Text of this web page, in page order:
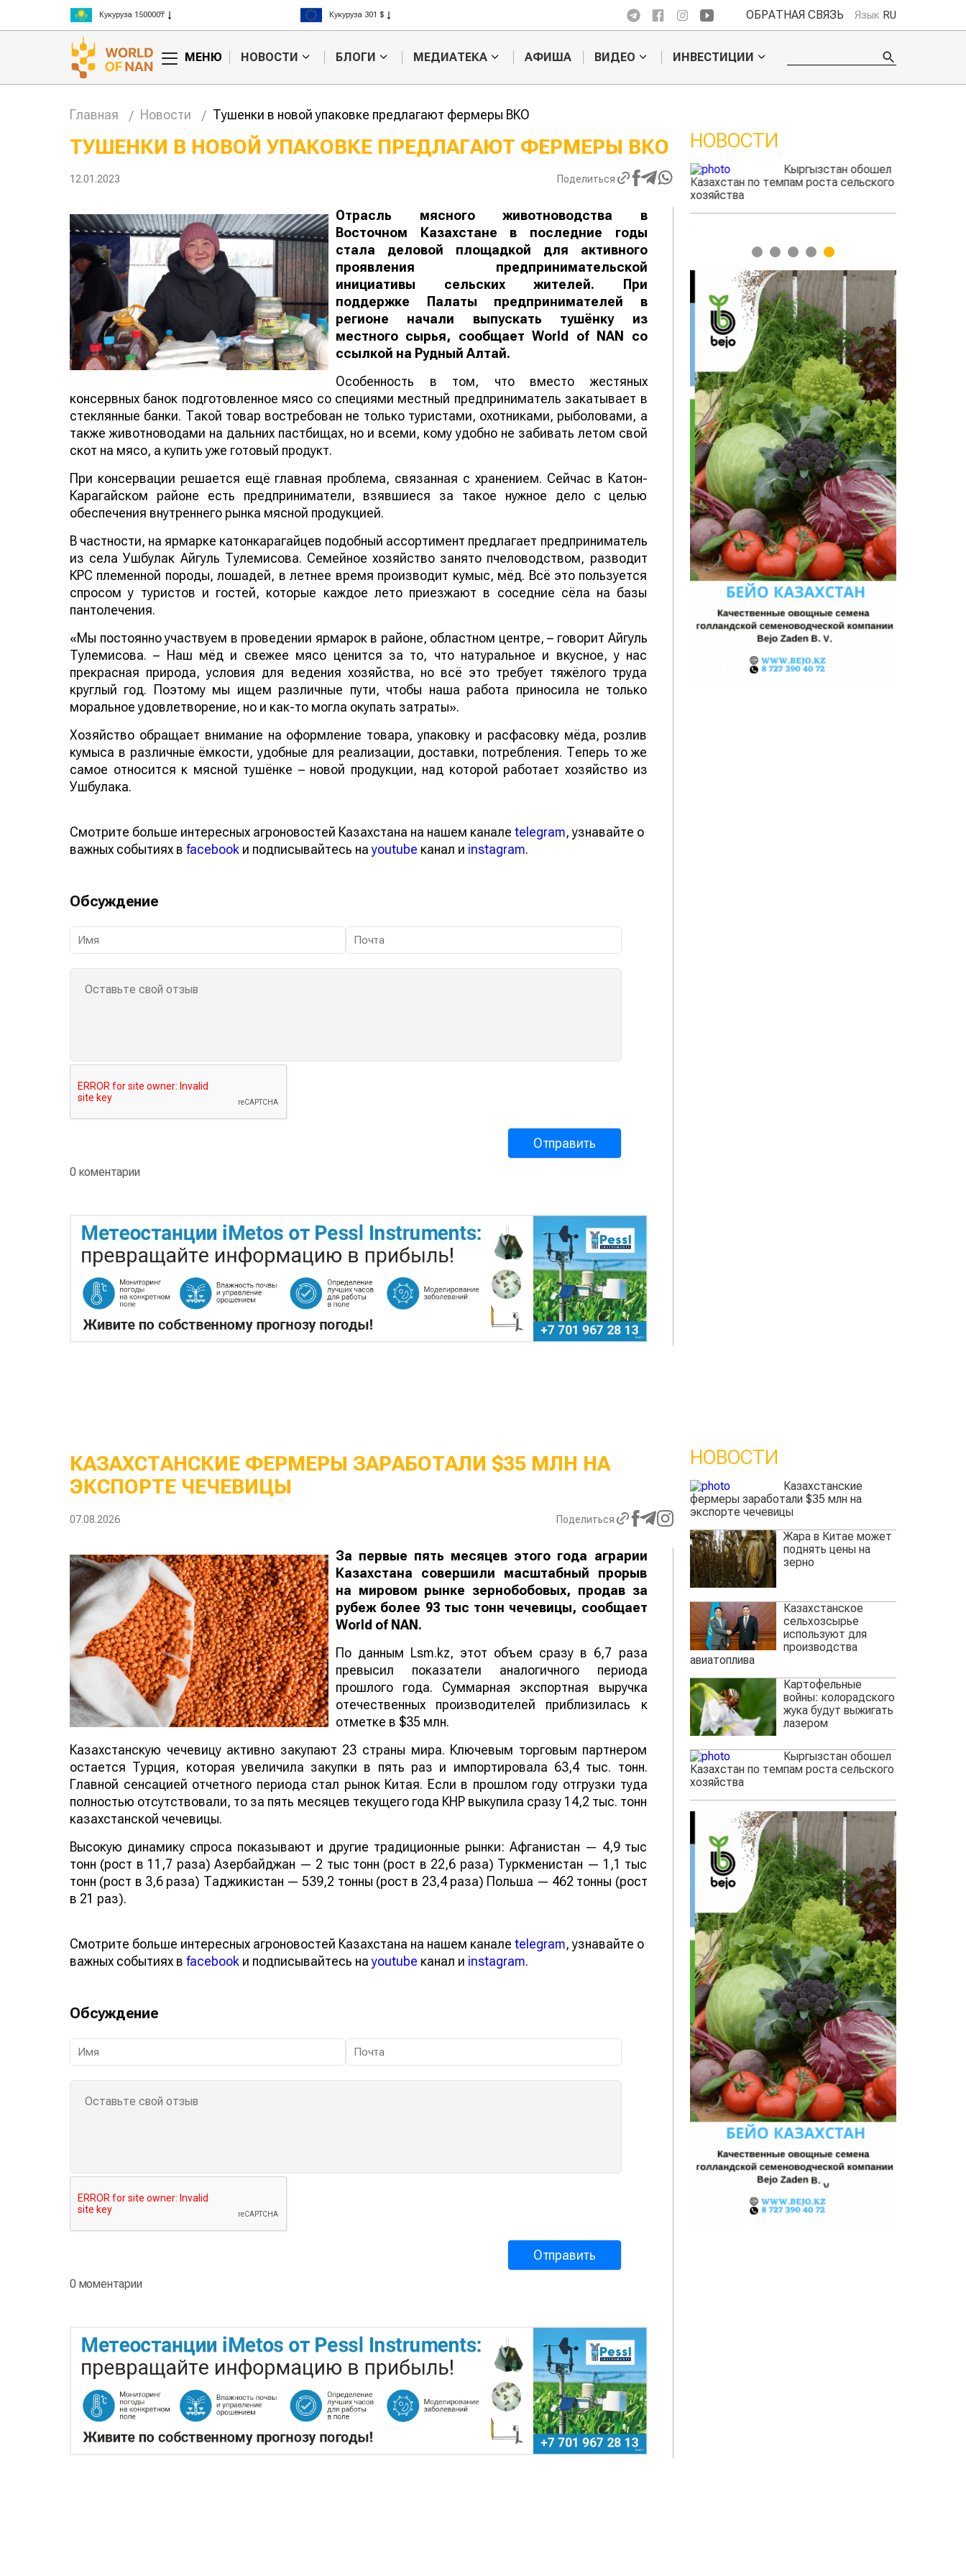
Рис 300000₸
Пшеница 3 класс 125000₸
Рис 408 $
Пшеница 423 $
ОБРАТНАЯ СВЯЗЬ Язык RU
МЕНЮ НОВОСТИ БЛОГИ МЕДИАТЕКА АФИША ВИДЕО ИНВЕСТИЦИИ
Главная Новости Тушенки в новой упаковке предлагают фермеры ВКО
ТУШЕНКИ В НОВОЙ УПАКОВКЕ ПРЕДЛАГАЮТ ФЕРМЕРЫ ВКО
12.01.2023 Поделиться
Отрасль мясного животноводства в
Восточном Казахстане в последние годы
стала деловой площадкой для активного
проявления предпринимательской
инициативы сельских жителей. При
поддержке Палаты предпринимателей в
регионе начали выпускать тушёнку из
местного сырья, сообщает World of NAN со
ссылкой на Рудный Алтай.
Особенность в том, что вместо жестяных
консервных банок подготовленное мясо со специями местный предприниматель закатывает в
стеклянные банки. Такой товар востребован не только туристами, охотниками, рыболовами, а
также животноводами на дальних пастбищах, но и всеми, кому удобно не забивать летом свой
скот на мясо, а купить уже готовый продукт.
При консервации решается ещё главная проблема, связанная с хранением. Сейчас в Катон-
Карагайском районе есть предприниматели, взявшиеся за такое нужное дело с целью
обеспечения внутреннего рынка мясной продукцией.
В частности, на ярмарке катонкарагайцев подобный ассортимент предлагает предприниматель
из села Ушбулак Айгуль Тулемисова. Семейное хозяйство занято пчеловодством, разводит
КРС племенной породы, лошадей, в летнее время производит кумыс, мёд. Всё это пользуется
спросом у туристов и гостей, которые каждое лето приезжают в соседние сёла на базы
пантолечения.
«Мы постоянно участвуем в проведении ярмарок в районе, областном центре, – говорит Айгуль
Тулемисова. – Наш мёд и свежее мясо ценится за то, что натуральное и вкусное, у нас
прекрасная природа, условия для ведения хозяйства, но всё это требует тяжёлого труда
круглый год. Поэтому мы ищем различные пути, чтобы наша работа приносила не только
моральное удовлетворение, но и как-то могла окупать затраты».
Хозяйство обращает внимание на оформление товара, упаковку и расфасовку мёда, розлив
кумыса в различные ёмкости, удобные для реализации, доставки, потребления. Теперь то же
самое относится к мясной тушёнке – новой продукции, над которой работает хозяйство из
Ушбулака.
Смотрите больше интересных агроновостей Казахстана на нашем канале telegram, узнавайте о
важных событиях в facebook и подписывайтесь наyoutube канал и instagram.
Обсуждение
0 коментарии
НОВОСТИ
авиатоплива
Картофельные
войны: колорадского
Кыргызстан обошел
Казахстан по темпам роста сельского
хозяйства
фермеры
1 2 3 4 5
КАЗАХСТАНСКИЕ ФЕРМЕРЫ ЗАРАБОТАЛИ $35 МЛН НА
ЭКСПОРТЕ ЧЕЧЕВИЦЫ
07.08.2026 Поделиться
За первые пять месяцев этого года аграрии
Казахстана совершили масштабный прорыв
на мировом рынке зернобобовых, продав за
рубеж более 93 тыс тонн чечевицы, сообщает
World of NAN .
По данным Lsm.kz, этот объем сразу в 6,7 раза
превысил показатели аналогичного периода
прошлого года. Суммарная экспортная выручка
отечественных производителей приблизилась к
отметке в $35 млн.
Казахстанскую чечевицу активно закупают 23 страны мира. Ключевым торговым партнером
остается Турция, которая увеличила закупки в пять раз и импортировала 63,4 тыс. тонн.
Главной сенсацией отчетного периода стал рынок Китая. Если в прошлом году отгрузки туда
полностью отсутствовали, то за пять месяцев текущего года КНР выкупила сразу 14,2 тыс. тонн
казахстанской чечевицы.
Высокую динамику спроса показывают и другие традиционные рынки: Афганистан — 4,9 тыс
тонн (рост в 11,7 раза) Азербайджан — 2 тыс тонн (рост в 22,6 раза) Туркменистан — 1,1 тыс
тонн (рост в 3,6 раза) Таджикистан — 539,2 тонны (рост в 23,4 раза) Польша — 462 тонны (рост
в 21 раз).
Смотрите больше интересных агроновостей Казахстана на нашем канале telegram, узнавайте о
важных событиях в facebook и подписывайтесь наyoutube канал и instagram.
Обсуждение
0 моментарии
НОВОСТИ
Казахстанские
фермеры заработали $35 млн на
экспорте чечевицы
Жара в Китае может
поднять цены на
зерно
Казахстанское
сельхозсырье
используют для
производства
авиатоплива
Картофельные
войны: колорадского
жука будут выжигать
лазером
Кыргызстан обошел
Казахстан по темпам роста сельского
хозяйства